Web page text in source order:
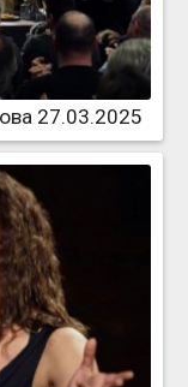
27.03.2025